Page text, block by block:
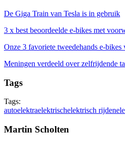
De Giga Train van Tesla is in gebruik
3 x best beoordeelde e-bikes met
Onze 3 favoriete tweedehands e-
Meningen verdeeld over zelfrijdende
Tags
Tags:
autoelektraelektrischelektrisch rijden
Martin Scholten